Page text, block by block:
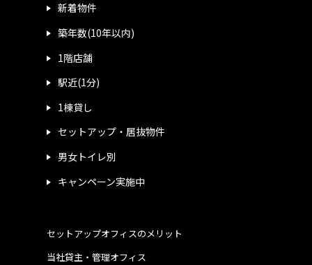
新着物件
築年数(10年以内)
1階店舗
駅近(1分)
1棟貸し
セットアップ・居抜物件
男女トイレ別
キャンペーン実施中
当社貸主・管理オフィス
セットアップオフィスのメリット